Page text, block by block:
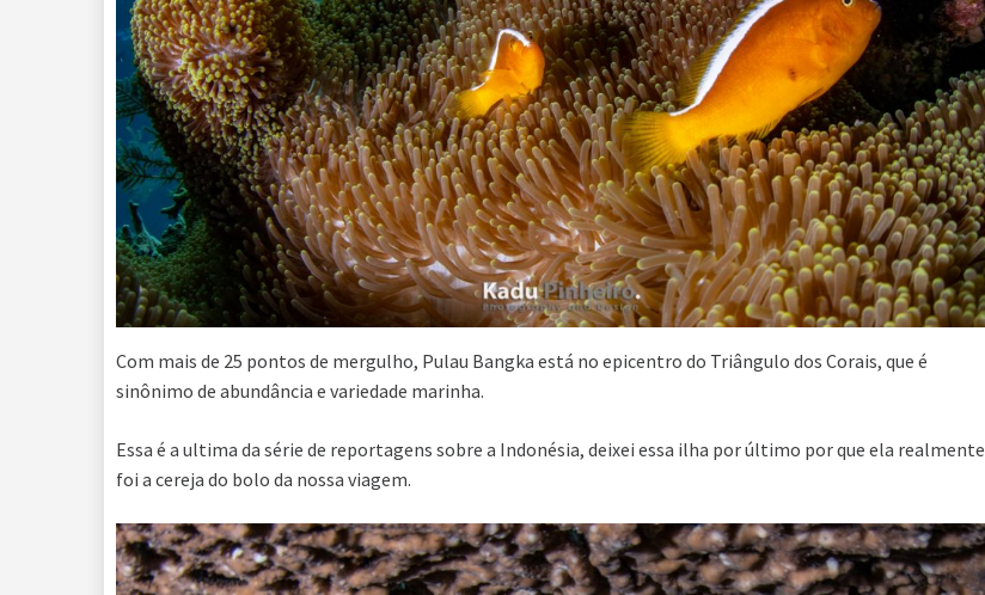
Com mais de 25 pontos de mergulho, Pulau Bangka está no epicentro do Triângulo dos Corais, que é
sinônimo de abundância e variedade marinha.
Essa é a ultima da série de reportagens sobre a Indonésia, deixei essa ilha por último por que ela realmente
foi a cereja do bolo da nossa viagem.